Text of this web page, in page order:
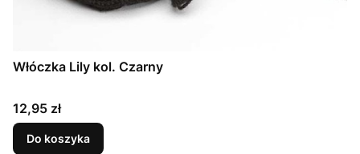
Włóczka Lily kol. Czarny
Cena
12,95 zł
Do koszyka